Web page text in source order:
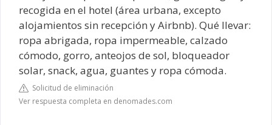
recogida en el hotel (área urbana, excepto
alojamientos sin recepción y Airbnb). Qué llevar:
ropa abrigada, ropa impermeable, calzado
cómodo, gorro, anteojos de sol, bloqueador
solar, snack, agua, guantes y ropa cómoda.
Solicitud de eliminación
Ver respuesta completa en denomades.com